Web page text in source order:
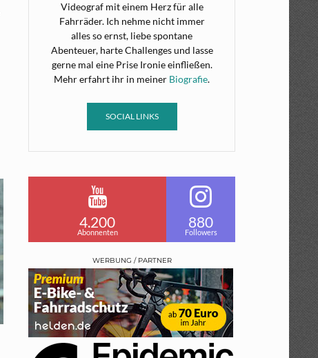
Videograf mit einem Herz für alle
Fahrräder. Ich nehme nicht immer
alles so ernst, liebe spontane
Abenteuer, harte Challenges und lasse
gerne mal eine Prise Ironie einfließen.
Mehr erfahrt ihr in meiner Biografie.
SOCIAL LINKS
4.200
Abonnenten
880
Followers
WERBUNG / PARTNER